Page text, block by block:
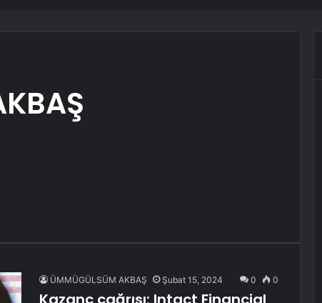
ÜMMÜGÜLSÜM AKBAŞ Şubat 15, 2024 0 0